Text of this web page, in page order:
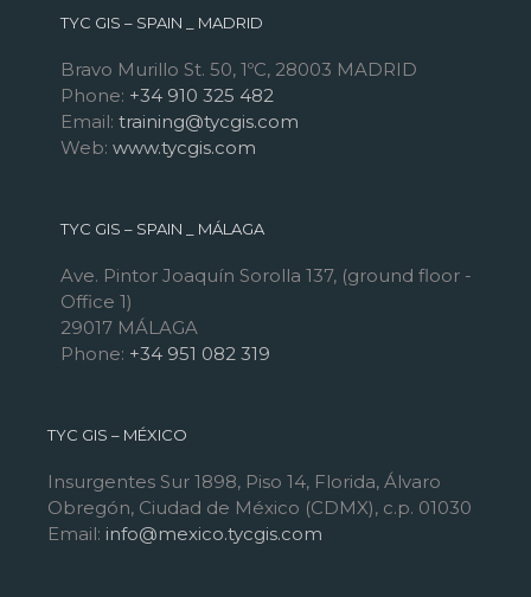
Bravo Murillo St. 50, 1ºC, 28003 MADRID
Phone:
+34 910 325 482
Email:
training@tycgis.com
www.tycgis.com
Ave. Pintor Joaquín Sorolla 137, (ground floor -
Office 1)
29017 MÁLAGA
Insurgentes Sur 1898, Piso 14, Florida, Álvaro
Obregón, Ciudad de México (CDMX), c.p. 01030
info@mexico.tycgis.com